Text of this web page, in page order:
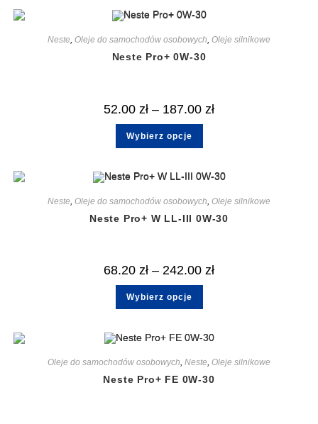
Neste Oleje do samochodów osobowych Oleje silnikowe
Neste Pro+ 0W-30
52.00 zł – 187.00 zł
Wybierz opcje
Neste Oleje do samochodów osobowych Oleje silnikowe
Neste Pro+ W LL-III 0W-30
68.20 zł – 242.00 zł
Wybierz opcje
Oleje do samochodów osobowych, Neste, Oleje silnikowe
Neste Pro+ FE 0W-30